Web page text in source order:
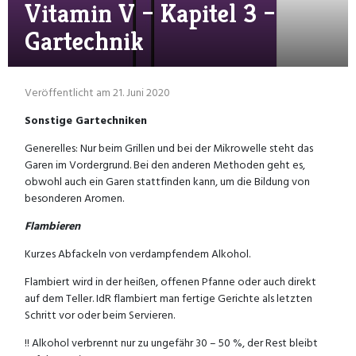
Vitamin V – Kapitel 3 –
Gartechnik
Veröffentlicht am 21. Juni 2020
Sonstige Gartechniken
Generelles: Nur beim Grillen und bei der Mikrowelle steht das
Garen im Vordergrund. Bei den anderen Methoden geht es,
obwohl auch ein Garen stattfinden kann, um die Bildung von
besonderen Aromen.
Flambieren
Kurzes Abfackeln von verdampfendem Alkohol.
Flambiert wird in der heißen, offenen Pfanne oder auch direkt
auf dem Teller. IdR flambiert man fertige Gerichte als letzten
Schritt vor oder beim Servieren.
!! Alkohol verbrennt nur zu ungefähr 30 – 50 %, der Rest bleibt